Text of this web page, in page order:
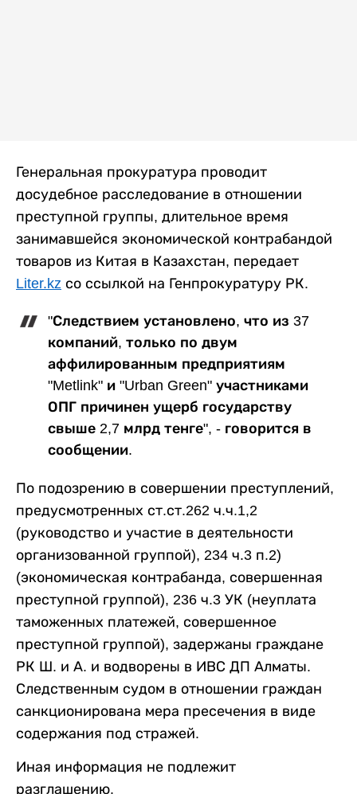
Генеральная прокуратура проводит
досудебное расследование в отношении
преступной группы, длительное время
занимавшейся экономической контрабандой
товаров из Китая в Казахстан, передает
Liter.kz со ссылкой на Генпрокуратуру РК.
"Следствием установлено, что из 37
компаний, только по двум
аффилированным предприятиям
"Metlink" и "Urban Green" участниками
ОПГ причинен ущерб государству
свыше 2,7 млрд тенге", - говорится в
сообщении.
По подозрению в совершении преступлений,
предусмотренных ст.ст.262 ч.ч.1,2
(руководство и участие в деятельности
организованной группой), 234 ч.3 п.2)
(экономическая контрабанда, совершенная
преступной группой), 236 ч.3 УК (неуплата
таможенных платежей, совершенное
преступной группой), задержаны граждане
РК Ш. и А. и водворены в ИВС ДП Алматы.
Следственным судом в отношении граждан
санкционирована мера пресечения в виде
содержания под стражей.
Иная информация не подлежит
разглашению.